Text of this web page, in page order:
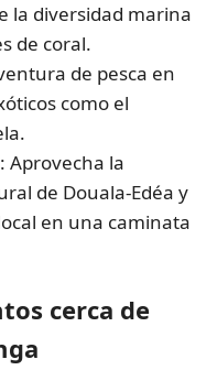
la diversidad marina
de coral.
de pesca en
como el
: Aprovecha la
de Douala-Edéa y
en una caminata
cerca de